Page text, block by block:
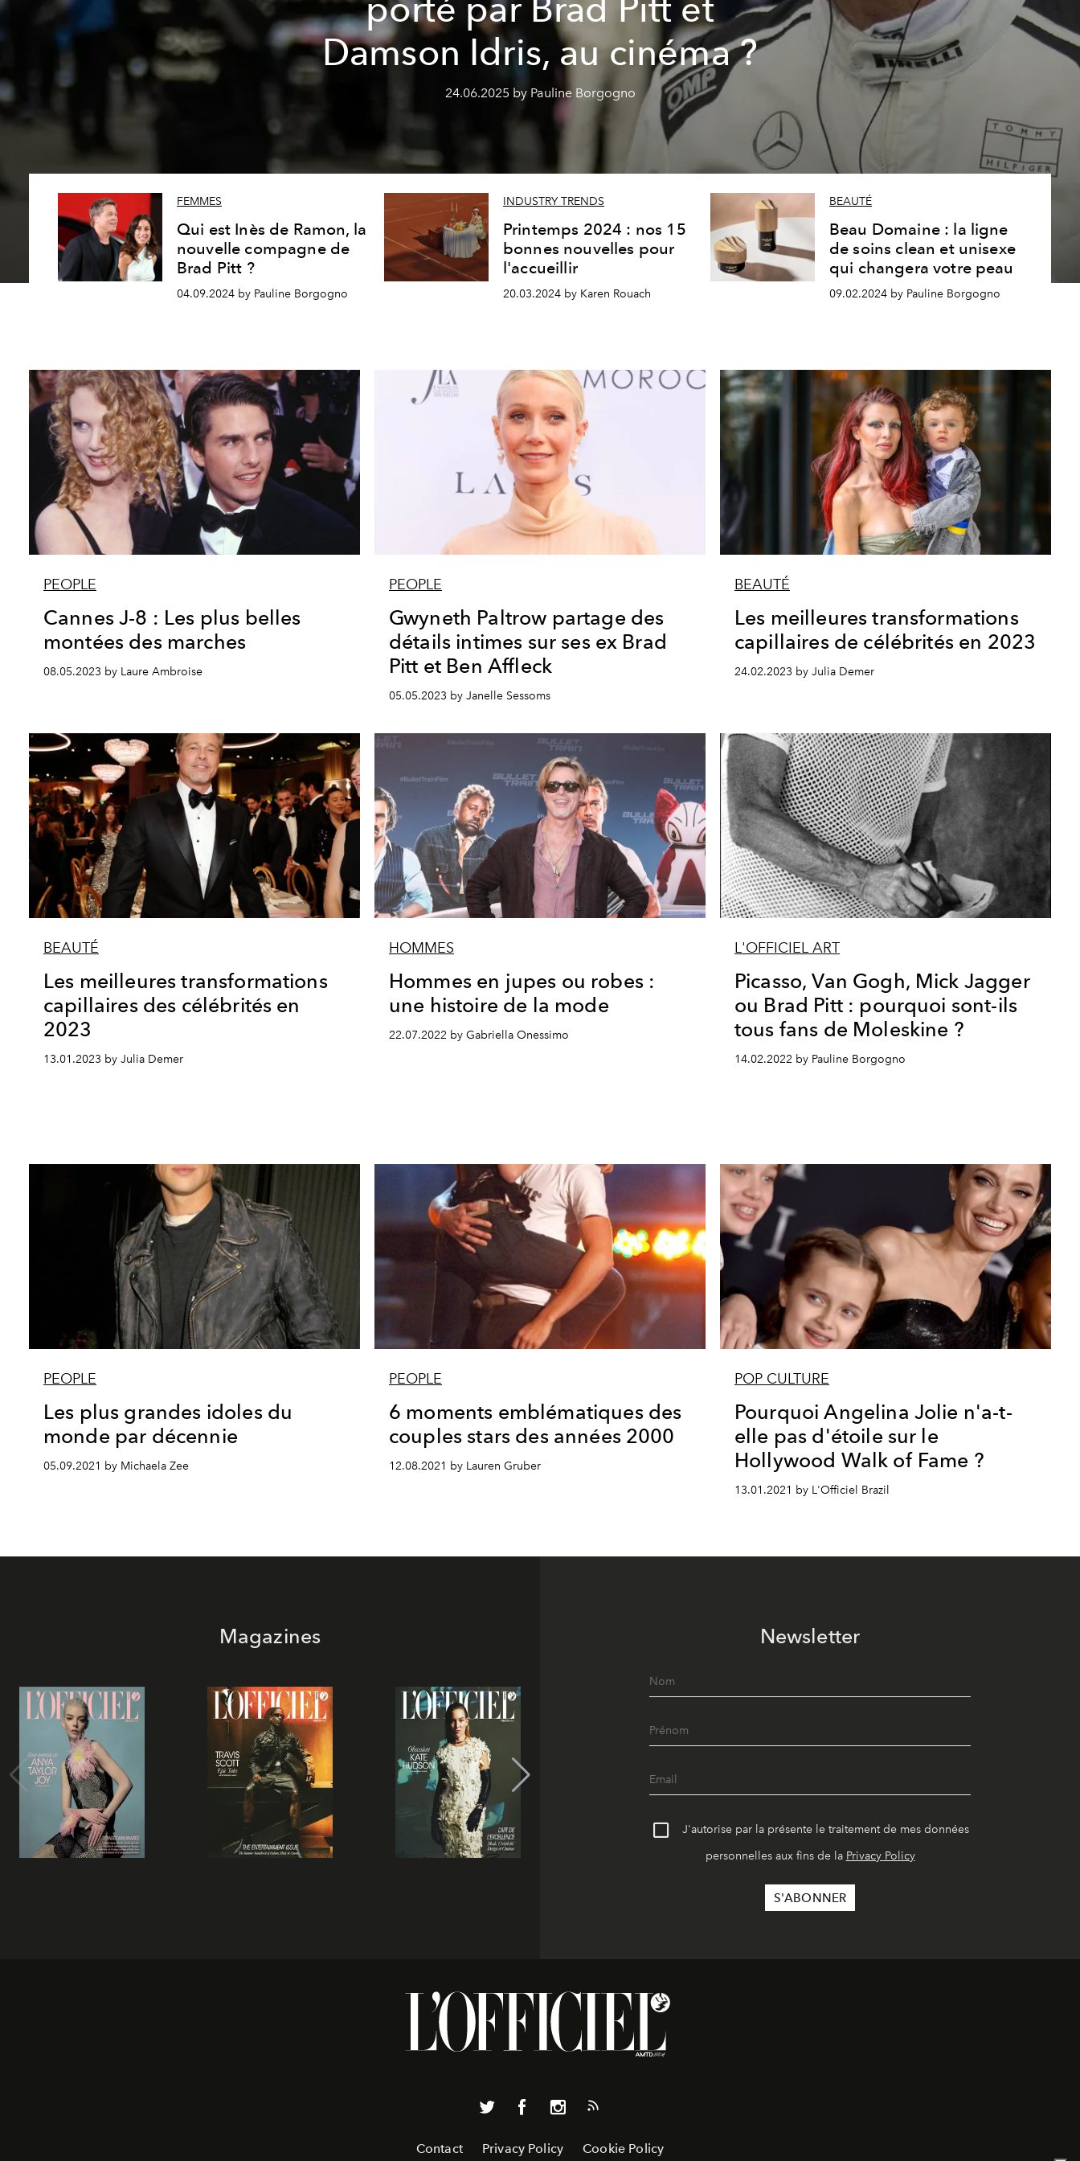
porté par Brad Pitt et
Damson Idris, au cinéma ?
24.06.2025 by Pauline Borgogno
FEMMES
Qui est Inès de Ramon, la
nouvelle compagne de
Brad Pitt ?
04.09.2024 by Pauline Borgogno
INDUSTRY TRENDS
Printemps 2024 : nos 15
bonnes nouvelles pour
l'accueillir
20.03.2024 by Karen Rouach
BEAUTÉ
Beau Domaine : la ligne
de soins clean et unisexe
qui changera votre peau
09.02.2024 by Pauline Borgogno
PEOPLE
Cannes J-8 : Les plus belles
montées des marches
08.05.2023 by Laure Ambroise
PEOPLE
Gwyneth Paltrow partage des
détails intimes sur ses ex Brad
Pitt et Ben Affleck
05.05.2023 by Janelle Sessoms
BEAUTÉ
Les meilleures transformations
capillaires de célébrités en 2023
24.02.2023 by Julia Demer
BEAUTÉ
Les meilleures transformations
capillaires des célébrités en
2023
13.01.2023 by Julia Demer
HOMMES
Hommes en jupes ou robes :
une histoire de la mode
22.07.2022 by Gabriella Onessimo
L'OFFICIEL ART
Picasso, Van Gogh, Mick Jagger
ou Brad Pitt : pourquoi sont-ils
tous fans de Moleskine ?
14.02.2022 by Pauline Borgogno
PEOPLE
Les plus grandes idoles du
monde par décennie
05.09.2021 by Michaela Zee
PEOPLE
6 moments emblématiques des
couples stars des années 2000
12.08.2021 by Lauren Gruber
POP CULTURE
Pourquoi Angelina Jolie n'a-t-
elle pas d'étoile sur le
Hollywood Walk of Fame ?
13.01.2021 by L'Officiel Brazil
Magazines Newsletter
J'autorise par la présente le traitement de mes données
personnelles aux fins de la Privacy Policy
Contact Privacy Policy Cookie Policy